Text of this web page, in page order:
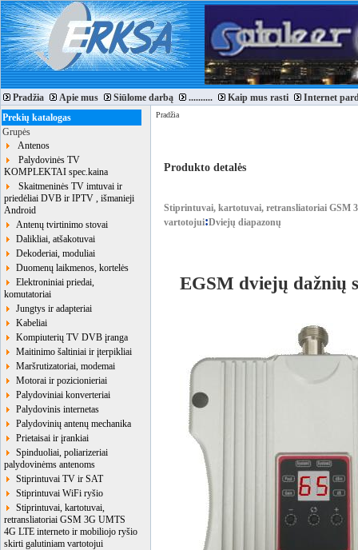
Pradžia Apie mus Siūlome darbą .......... Kaip mus rasti
Internet
Prekių katalogas
Grupės
Antenos
Palydovinės TV
KOMPLEKTAI spec.kaina
Skaitmeninės TV imtuvai ir
priedėliai DVB ir IPTV , išmanieji
Android
Antenų tvirtinimo stovai
Dalikliai, atšakotuvai
Dekoderiai, moduliai
Duomenų laikmenos, kortelės
Elektroniniai priedai,
komutatoriai
Jungtys ir adapteriai
Kabeliai
Kompiuterių TV DVB įranga
Maitinimo šaltiniai ir įterpikliai
Maršrutizatoriai, modemai
Motorai ir pozicionieriai
Palydoviniai konverteriai
Palydovinis internetas
Palydovinių antenų mechanika
Prietaisai ir įrankiai
Spinduoliai, poliarizeriai
palydovinėms antenoms
Stiprintuvai TV ir SAT
Stiprintuvai WiFi ryšio
Stiprintuvai, kartotuvai,
retransliatoriai GSM 3G UMTS
4G LTE interneto ir mobiliojo ryšio
skirti galutiniam vartotojui
Pradžia
Produkto detalės
Stiprintuvai, kartotuvai, retransliatoriai GSM
vartotojui:Dviejų diapazonų
EGSM dviejų dažnių